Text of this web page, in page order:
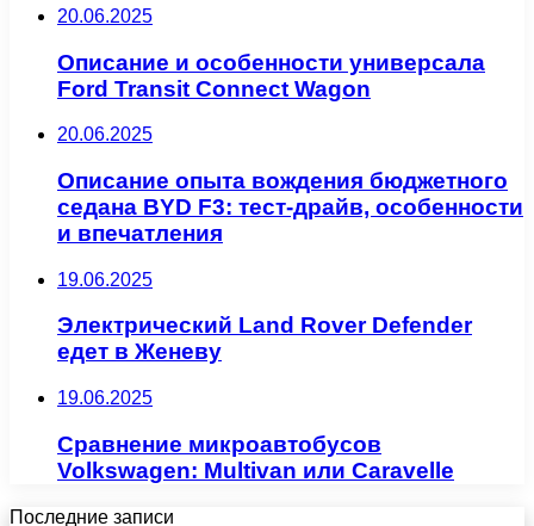
20.06.2025
Описание и особенности универсала
Ford Transit Connect Wagon
20.06.2025
Описание опыта вождения бюджетного
седана BYD F3: тест-драйв, особенности
и впечатления
19.06.2025
Электрический Land Rover Defender
едет в Женеву
19.06.2025
Сравнение микроавтобусов
Volkswagen: Multivan или Caravelle
Последние записи